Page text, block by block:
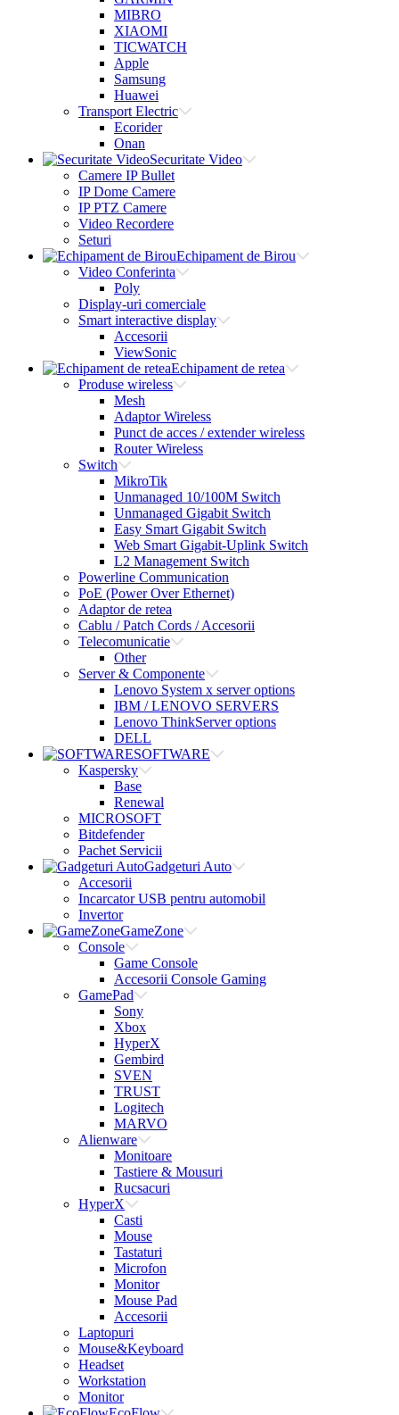
MIBRO
XIAOMI
TICWATCH
Apple
Samsung
Huawei
Transport Electric
Ecorider
Onan
Securitate Video
Camere IP Bullet
IP Dome Camere
IP PTZ Camere
Video Recordere
Seturi
Echipament de Birou
Video Conferinta
Poly
Display-uri comerciale
Smart interactive display
Accesorii
ViewSonic
Echipament de retea
Produse wireless
Mesh
Adaptor Wireless
Punct de acces / extender wireless
Router Wireless
Switch
MikroTik
Unmanaged 10/100M Switch
Unmanaged Gigabit Switch
Easy Smart Gigabit Switch
Web Smart Gigabit-Uplink Switch
L2 Management Switch
Powerline Communication
PoE (Power Over Ethernet)
Adaptor de retea
Cablu / Patch Cords / Accesorii
Telecomunicatie
Other
Server & Componente
Lenovo System x server options
IBM / LENOVO SERVERS
Lenovo ThinkServer options
DELL
SOFTWARE
Kaspersky
Base
Renewal
MICROSOFT
Bitdefender
Pachet Servicii
Gadgeturi Auto
Accesorii
Incarcator USB pentru automobil
Invertor
GameZone
Console
Game Console
Accesorii Console Gaming
GamePad
Sony
Xbox
HyperX
Gembird
SVEN
TRUST
Logitech
MARVO
Alienware
Monitoare
Tastiere & Mousuri
Rucsacuri
HyperX
Casti
Mouse
Tastaturi
Microfon
Monitor
Mouse Pad
Accesorii
Laptopuri
Mouse&Keyboard
Headset
Workstation
Monitor